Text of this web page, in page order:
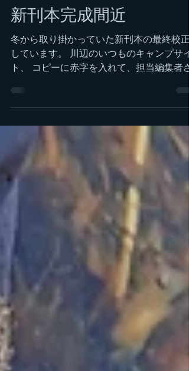
2023年7月5日 読了時間: 1分
新刊本完成間近
冬から取り掛かっていた新刊本の最終校正
んとのやり取りが続いています。 数えてみ
ると、12年ぶり、やはり前回と同じく、 北
海道のマス釣り、フライフィッシングをキ